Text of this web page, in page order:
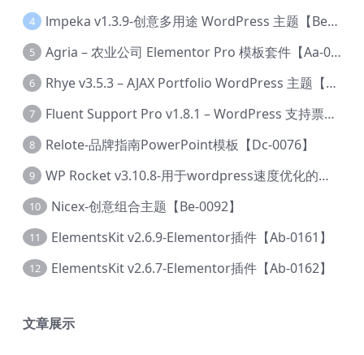
4 lmpeka v1.3.9-创意多用途 WordPress 主题【Be-0064】
5 Agria – 农业公司 Elementor Pro 模板套件【Aa-0003】
6 Rhye v3.5.3 – AJAX Portfolio WordPress 主题【Bi-0049】
7 Fluent Support Pro v1.8.1 – WordPress 支持票务系统【Cc-0041】
8 Relote-品牌指南PowerPoint模板【Dc-0076】
9 WP Rocket v3.10.8-用于wordpress速度优化的缓存加速插件【Cd-0019】
10 Nicex-创意组合主题【Be-0092】
11 ElementsKit v2.6.9-Elementor插件【Ab-0161】
12 ElementsKit v2.6.7-Elementor插件【Ab-0162】
文章展示